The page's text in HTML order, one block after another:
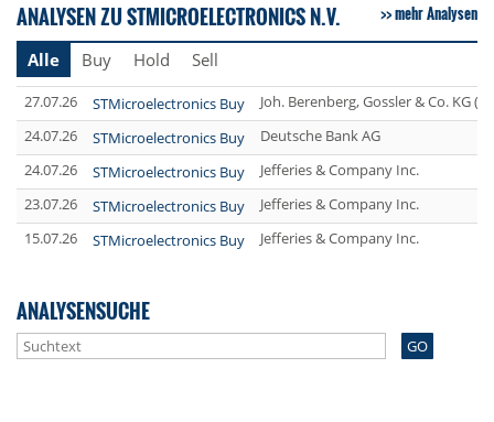
ANALYSEN ZU STMICROELECTRONICS N.V. mehr Analysen
Alle Buy Hold Sell
27.07.26 STMicroelectronics Buy
Joh. Berenberg, Gossler & Co. KG
24.07.26
STMicroelectronics Buy
Deutsche Bank AG
24.07.26
STMicroelectronics Buy
Jefferies & Company Inc.
23.07.26
STMicroelectronics Buy
Jefferies & Company Inc.
15.07.26
STMicroelectronics Buy Jefferies & Company Inc.
ANALYSENSUCHE
GO